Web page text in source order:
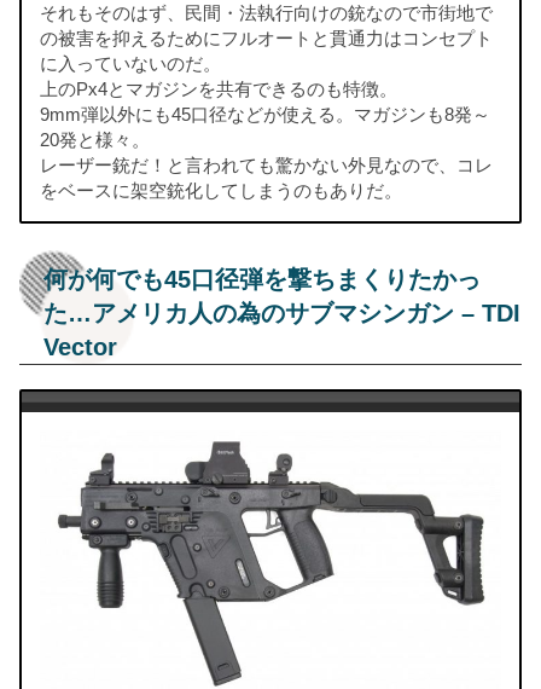
それもそのはず、民間・法執行向けの銃なので市街地で
の被害を抑えるためにフルオートと貫通力はコンセプト
に入っていないのだ。
上のPx4とマガジンを共有できるのも特徴。
9mm弾以外にも45口径などが使える。マガジンも8発～
20発と様々。
レーザー銃だ！と言われても驚かない外見なので、コレ
をベースに架空銃化してしまうのもありだ。
何が何でも45口径弾を撃ちまくりたかっ
た…アメリカ人の為のサブマシンガン – TDI
Vector